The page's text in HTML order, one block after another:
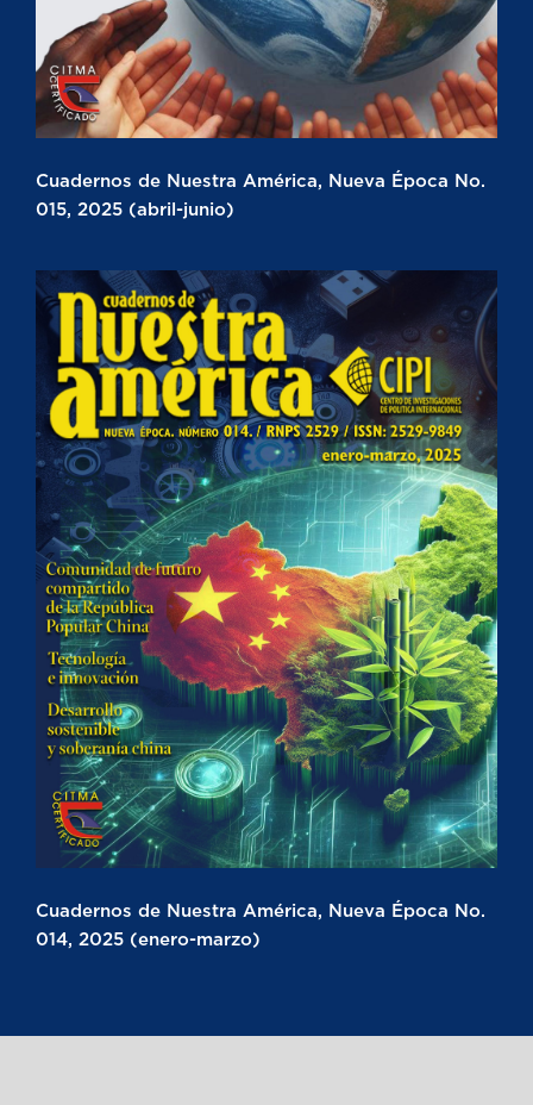
Cuadernos de Nuestra América, Nueva Época No.
015, 2025 (abril-junio)
Cuadernos de Nuestra América, Nueva Época No.
014, 2025 (enero-marzo)